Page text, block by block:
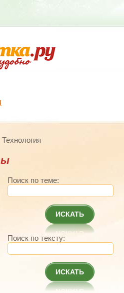
Технология
Поиск по теме:
ИСКАТЬ
Поиск по тексту:
ИСКАТЬ